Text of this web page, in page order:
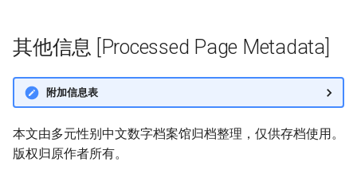
其他信息 [Processed Page Metadata]
附加信息表
本文由多元性别中文数字档案馆归档整理，仅供存档使用。
版权归原作者所有。